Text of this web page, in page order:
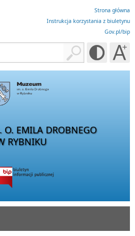
Strona główna
Instrukcja korzystania z biuletynu
Gov.pl/bip
EMILA DROBNEGO
RYBNIKU